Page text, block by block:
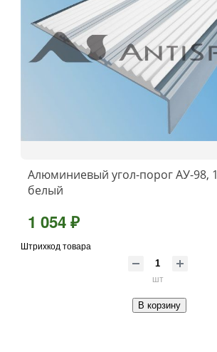
Алюминиевый угол-порог АУ-98,
белый
1 054 ₽
Штрихкод товара
шт
В корзину